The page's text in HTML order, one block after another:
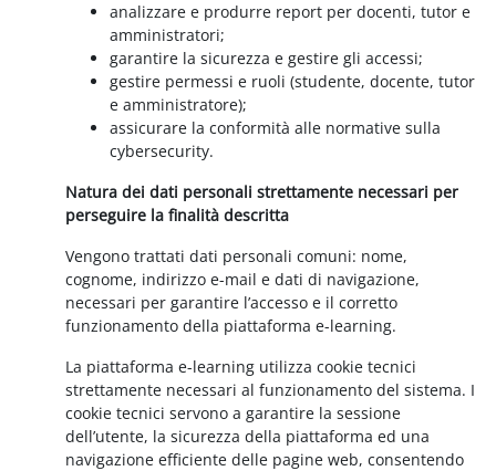
analizzare e produrre report per docenti, tutor e
amministratori;
garantire la sicurezza e gestire gli accessi;
gestire permessi e ruoli (studente, docente, tutor
e amministratore);
assicurare la conformità alle normative sulla
cybersecurity.
Natura dei dati personali strettamente necessari per
perseguire la finalità descritta
Vengono trattati dati personali comuni: nome,
cognome, indirizzo e-mail e dati di navigazione,
necessari per garantire l’accesso e il corretto
funzionamento della piattaforma e-learning.
La piattaforma e-learning utilizza cookie tecnici
strettamente necessari al funzionamento del sistema. I
cookie tecnici servono a garantire la sessione
dell’utente, la sicurezza della piattaforma ed una
navigazione efficiente delle pagine web, consentendo